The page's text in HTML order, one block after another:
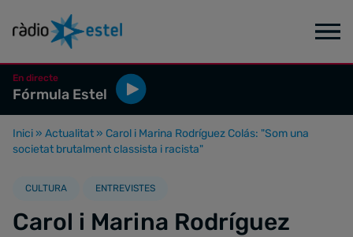
En directe
Fórmula Estel
Inici » Actualitat » Carol i Marina Rodríguez Colás: "Som una
societat brutalment classista i racista"
CULTURA ENTREVISTES
Carol i Marina Rodríguez